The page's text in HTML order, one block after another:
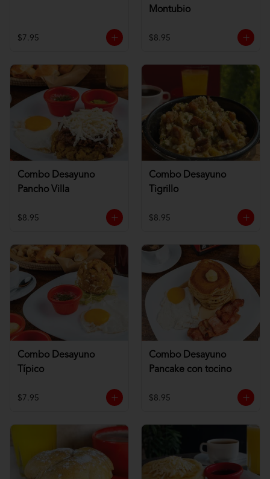
$7.95
Montubio
$8.95
Combo Desayuno
Pancho Villa
$8.95
Combo Desayuno
Tigrillo
$8.95
Combo Desayuno
Típico
$7.95
Combo Desayuno
Pancake con tocino
$8.95